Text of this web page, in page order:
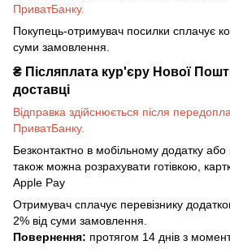
ПриватБанку.
Покупець-отримувач посилки сплачує
суми замовлення.
₴ Післяплата кур'єру Нової
доставці
Відправка здійснюється після
ПриватБанку.
Безконтактно в мобільному додатку або
також можна розрахувати готівкою,
Apple Pay
Отримувач сплачує перевізнику
2% від суми замовлення.
Повернення: протягом 14 днів з